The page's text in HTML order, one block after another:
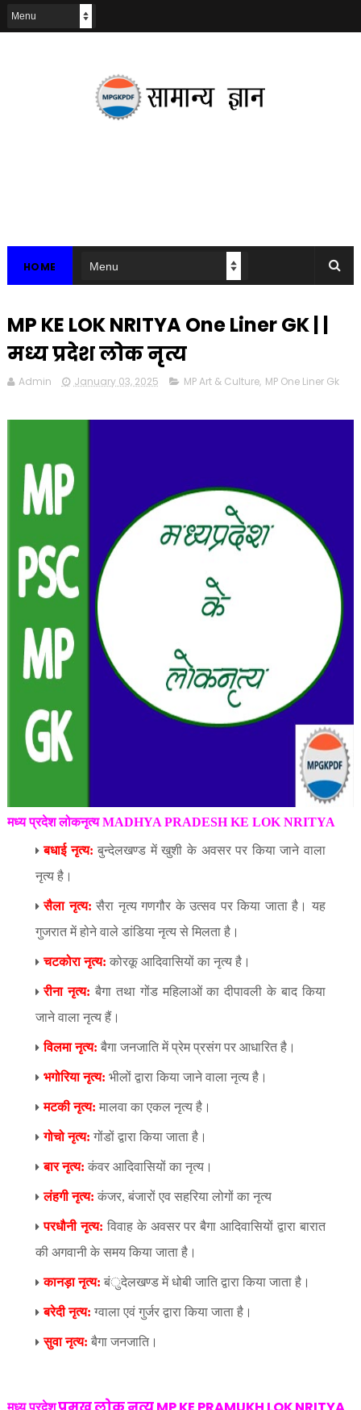
HOME
MP KE LOK NRITYA One Liner GK | |
मध्य प्रदेश लोक नृत्य
Admin January 03, 2025 MP Art & Culture, MP One Liner Gk
मध्य प्रदेशलोकनृत्य MADHYA PRADESH KE LOK NRITYA
बधाई नृत्य: बुन्देलखण्ड में खुशी के अवसर पर किया जाने वाला
नृत्य है।
सैला नृत्य: सैरा नृत्य गणगौर के उत्सव पर किया जाता है। यह
गुजरात में होने वाले डांडिया नृत्य से मिलता है।
चटकोरा नृत्य: कोरकू आदिवासियों का नृत्य है।
रीना नृत्य: बैगा तथा गोंड महिलाओं का दीपावली के बाद किया
जाने वाला नृत्य हैं।
विलमा नृत्य: बैगा जनजाति में प्रेम प्रसंग पर आधारित है।
भगोरिया नृत्य: भीलों द्वारा किया जाने वाला नृत्य है।
मटकी नृत्य: मालवा का एकल नृत्य है।
गोचो नृत्य: गोंडों द्वारा किया जाता है।
बार नृत्य: कंवर आदिवासियों का नृत्य।
लंहगी नृत्य: कंजर, बंजारों एव सहरिया लोगों का नृत्य
परधौनी नृत्य: विवाह के अवसर पर बैगा आदिवासियों द्वारा बारात
की अगवानी के समय किया जाता है।
कानड़ा नृत्य: बंुदेलखण्ड में धोबी जाति द्वारा किया जाता है।
बरेदी नृत्य: ग्वाला एवं गुर्जर द्वारा किया जाता है।
सुवा नृत्य: बैगा जनजाति।